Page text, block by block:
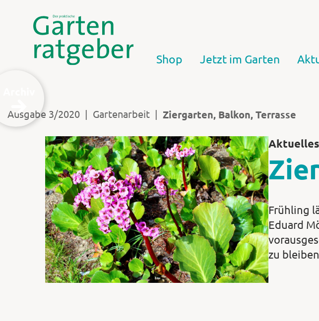
Shop Jetzt im Garten
Ausgabe 3/2020 | Gartenarbeit | Ziergarten, Balkon, Terrasse
Frühling
Eduard
zu